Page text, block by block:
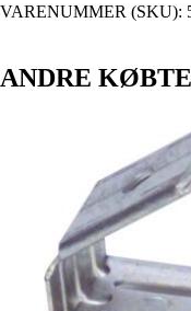
VARENUMMER (SKU):
ANDRE